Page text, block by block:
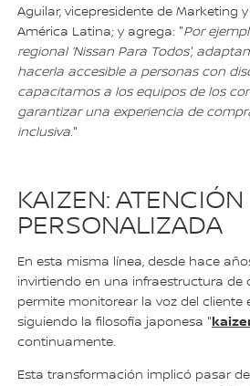
Aguilar, vicepresidente de Marketing
América Latina; y agrega: "Por
regional ‘Nissan Para Todos',
hacerla accesible a personas con
capacitamos a los equipos de los
garantizar una experiencia de
inclusiva."
KAIZEN: ATENCIÓN
PERSONALIZADA
En esta misma línea, desde hace
invirtiendo en una infraestructura de
permite monitorear la voz del cliente
siguiendo la filosofía japonesa "
continuamente.
Esta transformación implicó pasar